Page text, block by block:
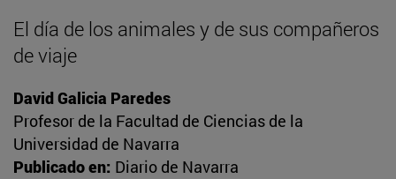
El día de los animales y de sus compañeros
de viaje
David Galicia Paredes
Profesor de la Facultad de Ciencias de la
Universidad de Navarra
Publicado en: Diario de Navarra